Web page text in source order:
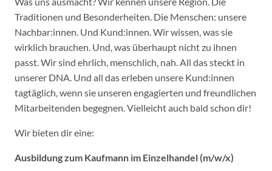
Traditionen und Besonderheiten. Die Menschen: unsere
Nachbar:innen. Und Kund:innen. Wir wissen, was sie
wirklich brauchen. Und, was überhaupt nicht zu ihnen
passt. Wir sind ehrlich, menschlich, nah. All das steckt in
unserer DNA. Und all das erleben unsere Kund:innen
tagtäglich, wenn sie unseren engagierten und freundlichen
Mitarbeitenden begegnen. Vielleicht auch bald schon dir!
Wir bieten dir eine:
Ausbildung zum Kaufmann im Einzelhandel (m/w/x)